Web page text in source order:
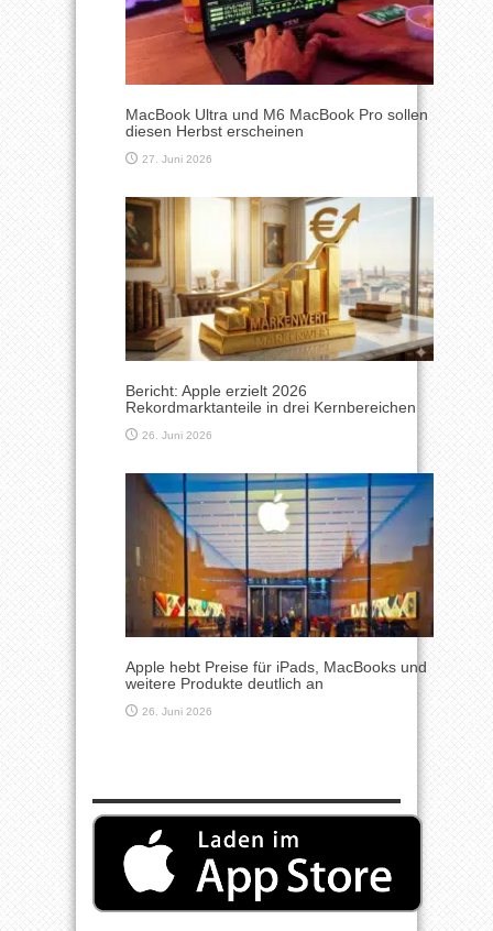
MacBook Ultra und M6 MacBook Pro sollen
diesen Herbst erscheinen
27. Juni 2026
Bericht: Apple erzielt 2026
Rekordmarktanteile in drei Kernbereichen
26. Juni 2026
Apple hebt Preise für iPads, MacBooks und
weitere Produkte deutlich an
26. Juni 2026